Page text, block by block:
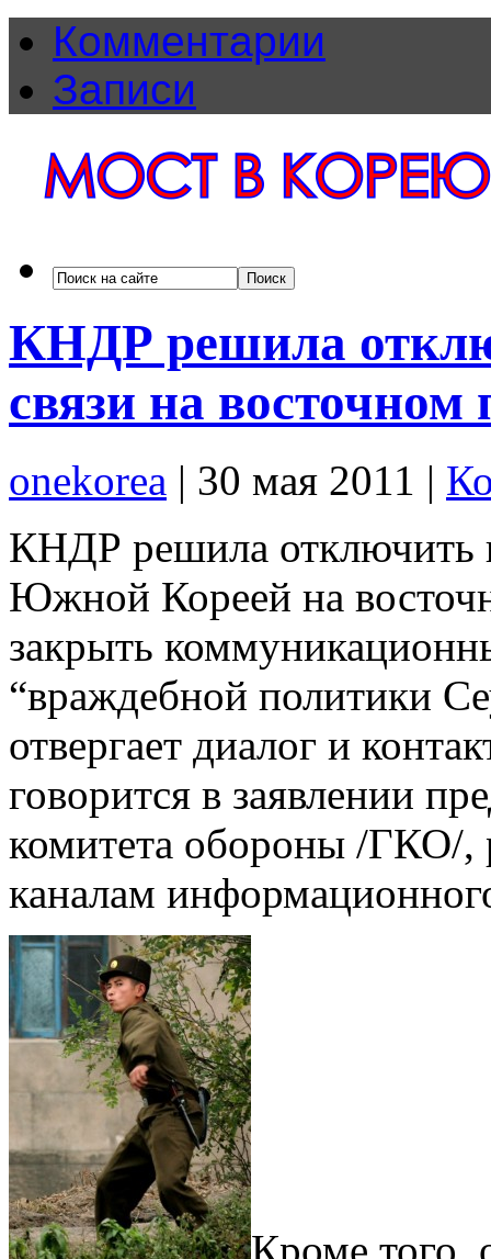
Комментарии
Записи
КНДР решила
связи на восточном
onekorea | 30 мая 2011 |
КНДР решила отключить
Южной Кореей на
закрыть
“враждебной политики
отвергает диалог и
говорится в заявлении
комитета обороны /ГКО/,
каналам
Кроме того,